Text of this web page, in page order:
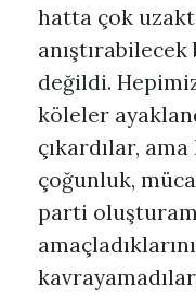
hatta çok
değildi.
köleler
çıkardılar,
çoğunluk,
parti